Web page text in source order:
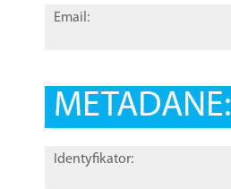
Email:
METADANE:
Identyfikator: